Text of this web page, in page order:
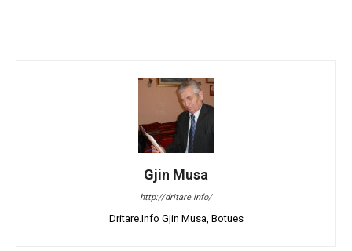
Gjin Musa
http://dritare.info/
Dritare.Info Gjin Musa, Botues